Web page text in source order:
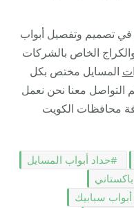
في تصميم وتفصيل أبواب
الخاص بالشركات
المسايل مختص بكل
التواصل معنا نحن نعمل
لكافة محافظات الكويت
حداد أبواب المسايل
سبابيك